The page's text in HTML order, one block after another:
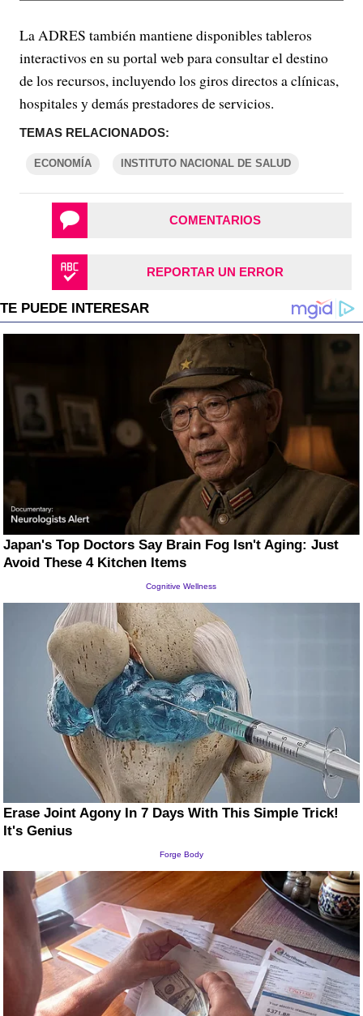
La ADRES también mantiene disponibles tableros
interactivos en su portal web para consultar el destino
de los recursos, incluyendo los giros directos a clínicas,
hospitales y demás prestadores de servicios.
TEMAS RELACIONADOS:
ECONOMÍA INSTITUTO NACIONAL DE SALUD
COMENTARIOS
REPORTAR UN ERROR